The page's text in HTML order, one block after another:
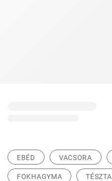
EBÉD VACSORA
FOKHAGYMA TÉSZTA